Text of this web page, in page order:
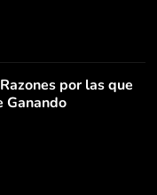
por las que
Ganando